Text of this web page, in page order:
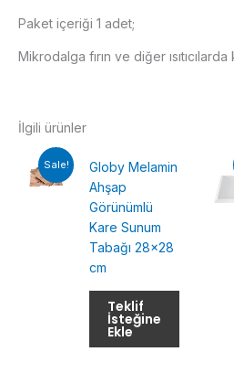
Paket içeriği 1 adet;
Mikrodalga fırın ve diğer ısıtıcılarda
İlgili ürünler
Sale!
Globy Melamin
Ahşap
Görünümlü
Kare Sunum
Tabağı 28×28
cm
Teklif
İsteğine
Ekle